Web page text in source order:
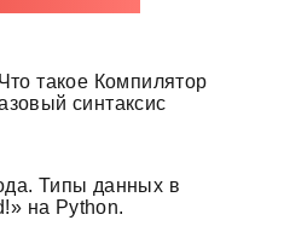
такое Компилятор
синтаксис
Типы данных в
на Python.